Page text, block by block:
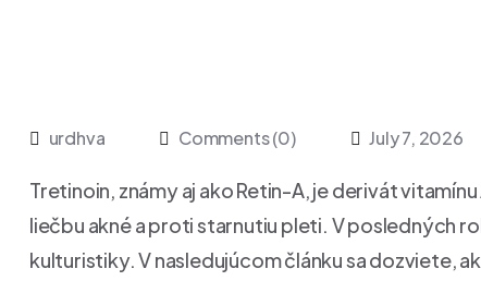
urdhva Comments (0) July 7, 2026
Tretinoin, známy aj ako Retin-A, je derivát
liečbu akné a proti starnutiu pleti. V posledných
kulturistiky. V nasledujúcom článku sa dozviete,